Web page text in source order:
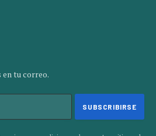
tu correo.